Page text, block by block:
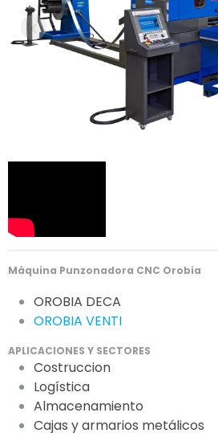
Máquina Punzonadora CNC Orobia
OROBIA DECA
OROBIA VENTI
APLICACIONES Y SECTORES
Costruccion
Logística
Almacenamiento
Cajas y armarios metálicos